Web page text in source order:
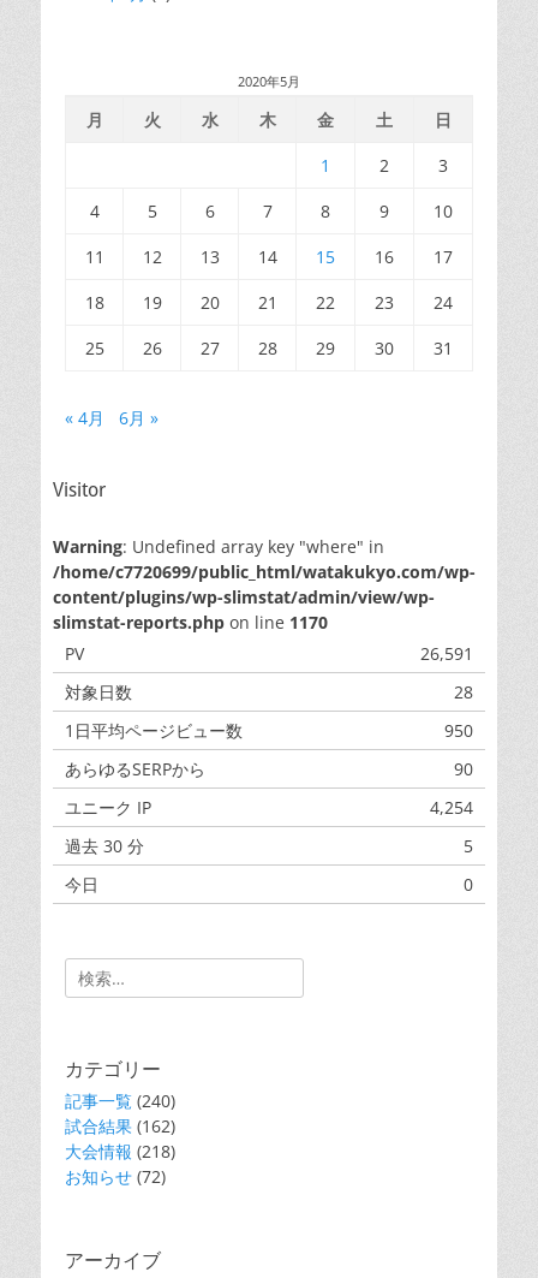
2020年5月
月 火 水 木 金 土
日
1
2
3
4
5 6 7 8 9
10
11
12 13 14 15 16
17
18
19 20 21 22 23
24
25
26 27 28 29 30 31
« 4月 6月 »
Visitor
Warning: Undefined array key "where" in
/home/c7720699/public_html/watakukyo.com/wp-
content/plugins/wp-slimstat/admin/view/wp-
slimstat-reports.php on line 1170
PV
26,591
対象日数
28
1日平均ページビュー数
950
あらゆるSERPから
90
ユニーク IP
4,254
過去 30 分
5
今日
0
Search
for:
カテゴリー
記事一覧 (240)
試合結果 (162)
大会情報 (218)
お知らせ (72)
アーカイブ